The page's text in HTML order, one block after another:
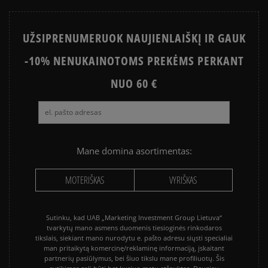
UŽSIPRENUMERUOK NAUJIENLAIŠKĮ IR GAUK
-10% NENUKAINOTOMS PREKĖMS PERKANT
NUO 60 €
Mane domina asortimentas:
MOTERIŠKAS VYRIŠKAS
Sutinku, kad UAB „Marketing Investment Group Lietuva“
tvarkytų mano asmens duomenis tiesioginės rinkodaros
tikslais, siekiant mano nurodytu e. pašto adresu siųsti specialiai
man pritaikytą komercinę/reklaminę informaciją, įskaitant
partnerių pasiūlymus, bei šiuo tikslu mane profiliuotų. Šis